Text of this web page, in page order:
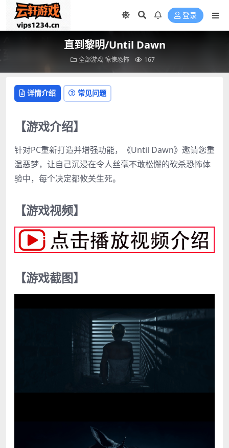
登录
直到黎明/Until Dawn
全部游戏 惊悚恐怖 167
详情介绍 常见问题
【游戏介绍】
针对PC重新打造并增强功能，《Until Dawn》邀请您重
温恶梦，让自己沉浸在令人丝毫不敢松懈的砍杀恐怖体
验中，每个决定都攸关生死。
【游戏视频】
【游戏截图】